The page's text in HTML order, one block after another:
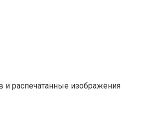
распечатанные изображения